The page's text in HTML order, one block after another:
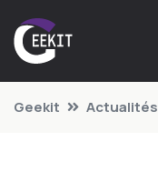
Geekit Actualités